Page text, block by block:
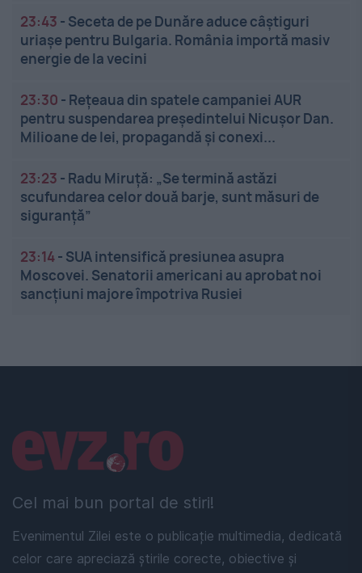
23:43 - Seceta de pe Dunăre aduce câștiguri
uriașe pentru Bulgaria. România importă masiv
energie de la vecini
23:30 - Rețeaua din spatele campaniei AUR
pentru suspendarea președintelui Nicușor Dan.
Milioane de lei, propagandă și conexi...
23:23 - Radu Miruță: „Se termină astăzi
scufundarea celor două barje, sunt măsuri de
siguranţă”
23:14- SUA intensifică presiunea asupra
Moscovei. Senatorii americani au aprobat noi
sancțiuni majore împotriva Rusiei
Cel mai bun portal de stiri!
Evenimentul Zilei este o publicație multimedia, dedicată
celor care apreciază știrile corecte, obiective și
Linkuri utile